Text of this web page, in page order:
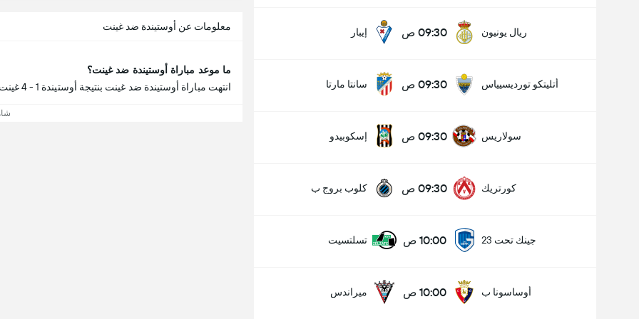
ريال يونيون 09:30 ص إيبار
أتليتكو تورديسيياس 09:30 ص سانتا مارتا
سولاريس 09:30 ص إسكوبيدو
كورتريك 09:30 ص كلوب بروج ب
جينك تحت 23 10:00 ص تسلتسيت
أوساسونا ب 10:00 ص ميراندس
معلومات عن أوستيندة ضد غينت
ما موعد مباراة أوستيندة ضد غينت؟
انتهت مباراة أوستيندة ضد غينت بنتيجة أوستيندة 1 - 4 غينت.